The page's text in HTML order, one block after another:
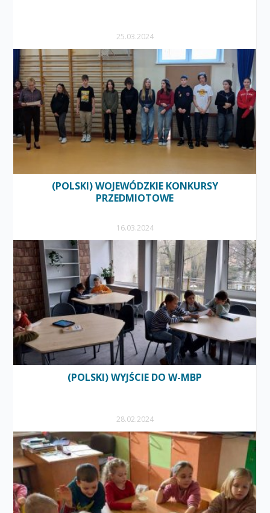
25.03.2024
(POLSKI) WOJEWÓDZKIE KONKURSY
PRZEDMIOTOWE
16.03.2024
(POLSKI) WYJŚCIE DO W-MBP
28.02.2024